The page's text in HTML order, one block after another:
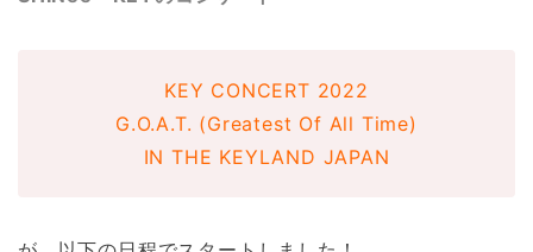
KEY CONCERT 2022
G.O.A.T. (Greatest Of All Time)
IN THE KEYLAND JAPAN